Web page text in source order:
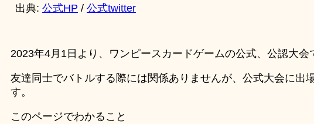
出典: 公式HP / 公式twitter
2023年4月1日より、ワンピースカードゲームの公式、公認大会
友達同士でバトルする際には関係ありませんが、公式大会に出
す。
このページでわかること